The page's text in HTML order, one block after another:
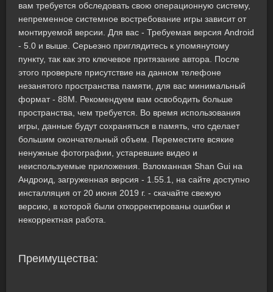
вам требуется обследовать свою операционную систему,
непременное системное востребование игры зависит от
монтируемой версии. Для вас - Требуемая версия Android
- 5.0 и выше. Серьезно приглядитесь к упомянутому
пункту, так как это ключевое притязание автора. После
этого проверьте присутствие на данном телефоне
незанятого пространства памяти, для вас минимальный
формат - 88M. Рекомендуем вам освободить больше
пространства, чем требуется. Во время использования
игры, данные будут сохраняться в память, что сделает
большим окончательный объем. Переместите всякие
ненужные фотографии, устаревшие видео и
неиспользуемые приложения. Взломанная Shan Gui на
Андроид, загруженная версия - 1.55.1, на сайте доступно
инсталляция от 20 июня 2019 г. - скачайте свежую
версию, в которой были откорректированы ошибки и
некорректная работа.
Преимущества: